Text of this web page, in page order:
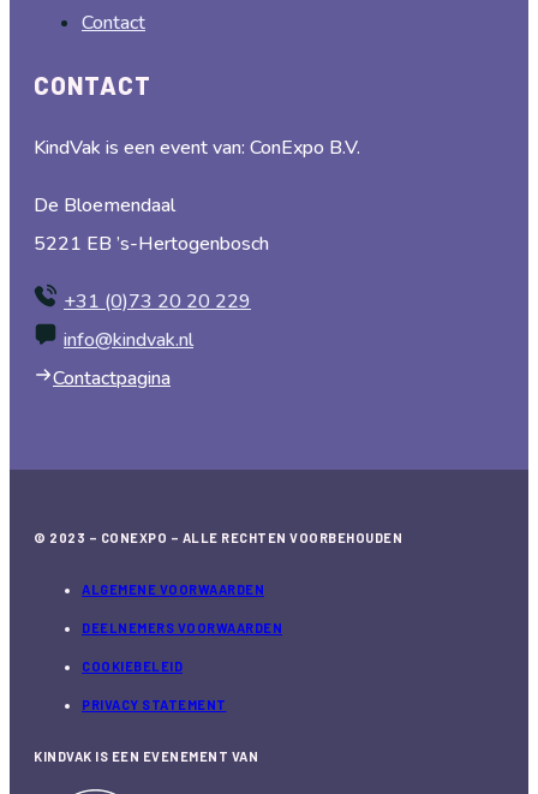
Contact
CONTACT
KindVak is een event van: ConExpo B.V.
De Bloemendaal
5221 EB ’s-Hertogenbosch
+31 (0)73 20 20 229
info@kindvak.nl
Contactpagina
© 2023 – CONEXPO – ALLE RECHTEN VOORBEHOUDEN
ALGEMENE VOORWAARDEN
DEELNEMERS VOORWAARDEN
COOKIEBELEID
PRIVACY STATEMENT
KINDVAK IS EEN EVENEMENT VAN